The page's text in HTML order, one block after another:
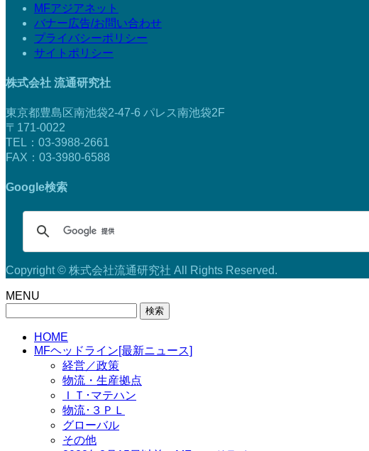
MFアジアネット
バナー広告/お問い合わせ
プライバシーポリシー
サイトポリシー
株式会社 流通研究社
東京都豊島区南池袋2-47-6 パレス南池袋2F
〒171-0022
TEL：03-3988-2661
FAX：03-3980-6588
Google検索
Copyright © 株式会社流通研究社 All Rights Reserved.
MENU
HOME
MFヘッドライン[最新ニュース]
経営／政策
物流・生産拠点
ＩＴ･マテハン
物流･３ＰＬ
グローバル
その他